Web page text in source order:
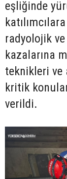
eşliğinde
radyolojik
kazalarına
teknikleri ve
kritik
verildi.